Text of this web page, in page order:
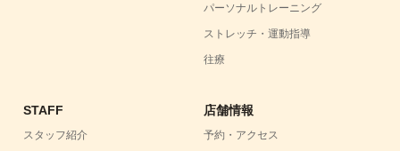
パーソナルトレーニング
ストレッチ・運動指導
往療
STAFF
スタッフ紹介
店舗情報
予約・アクセス